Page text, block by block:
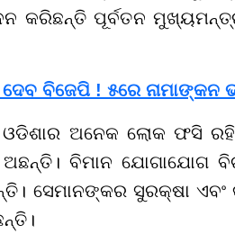
ପୂର୍ବତନ
ଦେବ ବିଜେପି ! ୫ରେ ନାମାଙ୍କନ
ଅନେକ ଲୋକ ଫସି
ବିମାନ ଯୋଗାଯୋଗ
ସେମାନଙ୍କର ସୁରକ୍ଷା